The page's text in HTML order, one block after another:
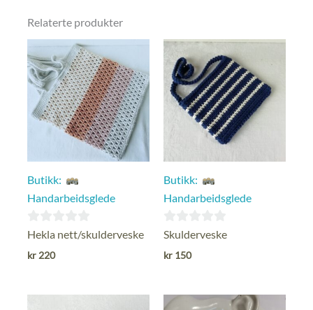
Relaterte produkter
Butikk:
Handarbeidsglede
0
ut
Hekla nett/skulderveske
kr 220
Butikk:
Handarbeidsglede
0
ut
Skulderveske
kr 150